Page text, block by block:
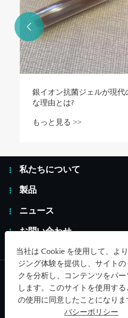
銀イオン抗菌ジェルが現代
な理由とは?
もっと見る >>

私たちについて
製品
ニュース
お問い合わせ
Links | Sitemap RSS | XML |
著作権 © 2026 青島 SAILDAR 医療
の権利を留保しま
当社は Cookie を使用して、よ
ジング体験を提供し、サイト
クを分析し、コンテンツをパ
します。このサイトを使用す
の使用に同意したことになりま
バシーポリシー